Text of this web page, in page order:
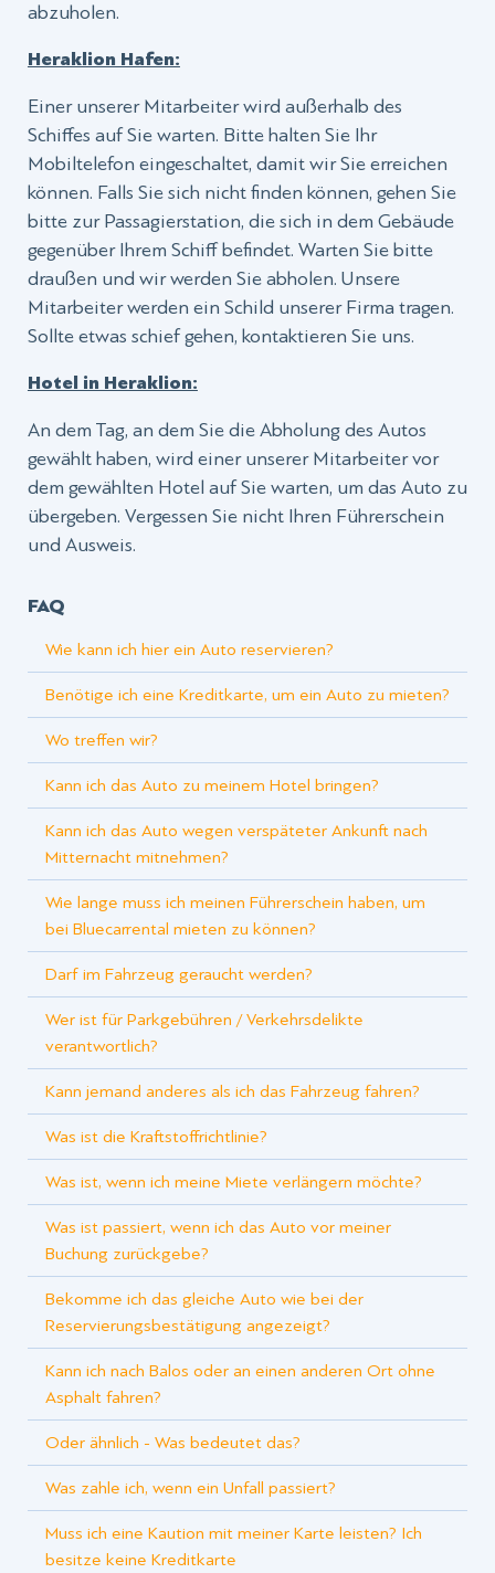
abzuholen.
Heraklion Hafen:
Einer unserer Mitarbeiter wird außerhalb des
Schiffes auf Sie warten. Bitte halten Sie Ihr
Mobiltelefon eingeschaltet, damit wir Sie erreichen
können. Falls Sie sich nicht finden können, gehen Sie
bitte zur Passagierstation, die sich in dem Gebäude
gegenüber Ihrem Schiff befindet. Warten Sie bitte
draußen und wir werden Sie abholen. Unsere
Mitarbeiter werden ein Schild unserer Firma tragen.
Sollte etwas schief gehen, kontaktieren Sie uns.
Hotel in Heraklion:
An dem Tag, an dem Sie die Abholung des Autos
gewählt haben, wird einer unserer Mitarbeiter vor
dem gewählten Hotel auf Sie warten, um das Auto zu
übergeben. Vergessen Sie nicht Ihren Führerschein
und Ausweis.
FAQ
Wie kann ich hier ein Auto reservieren?
Benötige ich eine Kreditkarte, um ein Auto zu mieten?
Wo treffen wir?
Kann ich das Auto zu meinem Hotel bringen?
Kann ich das Auto wegen verspäteter Ankunft nach
Mitternacht mitnehmen?
Wie lange muss ich meinen Führerschein haben, um
bei Bluecarrental mieten zu können?
Darf im Fahrzeug geraucht werden?
Wer ist für Parkgebühren / Verkehrsdelikte
verantwortlich?
Kann jemand anderes als ich das Fahrzeug fahren?
Was ist die Kraftstoffrichtlinie?
Was ist, wenn ich meine Miete verlängern möchte?
Was ist passiert, wenn ich das Auto vor meiner
Buchung zurückgebe?
Bekomme ich das gleiche Auto wie bei der
Reservierungsbestätigung angezeigt?
Kann ich nach Balos oder an einen anderen Ort ohne
Asphalt fahren?
Oder ähnlich - Was bedeutet das?
Was zahle ich, wenn ein Unfall passiert?
Muss ich eine Kaution mit meiner Karte leisten? Ich
besitze keine Kreditkarte